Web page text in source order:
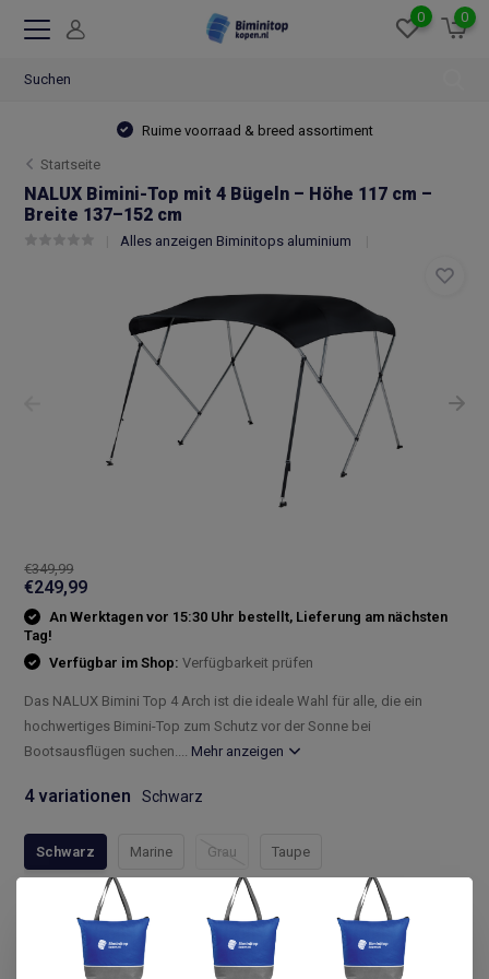
0 0
Ruime voorraad & breed assortiment
Startseite
NALUX Bimini-Top mit 4 Bügeln – Höhe 117 cm –
Breite 137–152 cm
Alles anzeigen Biminitops aluminium
€349,99
€249,99
An Werktagen vor 15:30 Uhr bestellt, Lieferung am nächsten
Tag!
Verfügbar im Shop:Verfügbarkeit prüfen
Das NALUX Bimini Top 4 Arch ist die ideale Wahl für alle, die ein
hochwertiges Bimini-Top zum Schutz vor der Sonne bei
Bootsausflügen suchen.... Mehr anzeigen
4 variationen Schwarz
Schwarz Marine Grau Taupe
Compleet assortiment
Snelle levering